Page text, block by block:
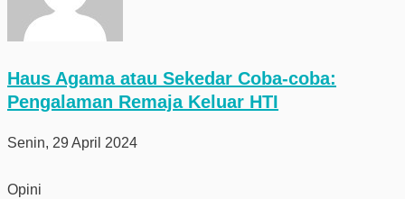
Haus Agama atau Sekedar Coba-coba:
Pengalaman Remaja Keluar HTI
Senin, 29 April 2024
Opini